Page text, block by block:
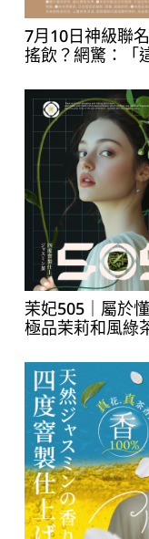
7月10日神級聯
搖飲？網驚：「
茉妃505｜屬於
極品茉莉和風綠